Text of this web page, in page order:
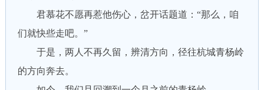
君慕花不愿再惹他伤心，岔开话题道：“那么，咱
们就快些走吧。”
于是，两人不再久留，辨清方向，径往杭城青杨岭
的方向奔去。